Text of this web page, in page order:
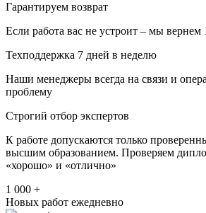
Гарантируем возврат
Если работа вас не устроит – мы вернем
Техподдержка 7 дней в неделю
Наши менеджеры всегда на связи и
проблему
Строгий отбор экспертов
К работе допускаются только
высшим образованием. Проверяем
«хорошо» и «отлично»
1 000 +
Новых работ ежедневно